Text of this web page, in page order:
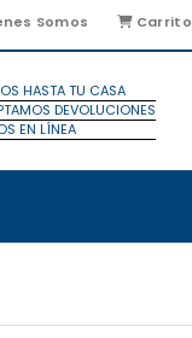
Somos Carrito
HASTA TU CASA
DEVOLUCIONES
EN LÍNEA